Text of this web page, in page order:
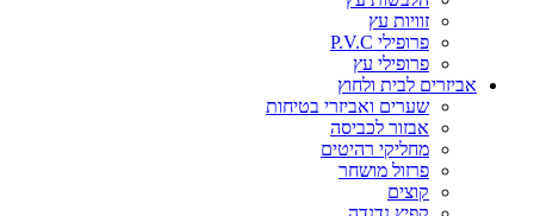
זוויות עץ
פרופילי P.V.C
פרופילי עץ
אביזרים לבית ולחוץ
שערים ואביזרי בטיחות
אבזור לכביסה
מחליקי רהיטים
פרזול מושחר
קוצים